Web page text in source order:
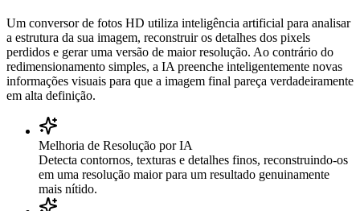
Um conversor de fotos HD utiliza inteligência artificial para analisar
a estrutura da sua imagem, reconstruir os detalhes dos pixels
perdidos e gerar uma versão de maior resolução. Ao contrário do
redimensionamento simples, a IA preenche inteligentemente novas
informações visuais para que a imagem final pareça verdadeiramente
em alta definição.
Melhoria de Resolução por IA
Detecta contornos, texturas e detalhes finos, reconstruindo-os
em uma resolução maior para um resultado genuinamente
mais nítido.